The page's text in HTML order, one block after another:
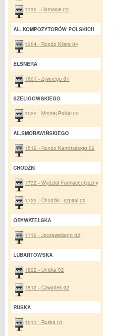
1132 - Harnasie 02
AL. KOMPOZYTORÓW POLSKICH
1354 - Rondo Kilara 04
ELSNERA
1601 - Żywnego 01
SZELIGOWSKIEGO
1522 - Młodej Polski 02
AL.SMORAWIŃSKIEGO
1512 - Rondo Kamińskiego 02
CHODŹKI
1732 - Wydział Farmaceutyczny
1722 - Chodźki - szpital 02
OBYWATELSKA
1712 - Jaczewskiego 02
LUBARTOWSKA
1822 - Unicka 02
1812 - Czwartek 02
RUSKA
1911 - Ruska 01